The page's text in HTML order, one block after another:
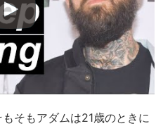
そもアダムは21歳のときに